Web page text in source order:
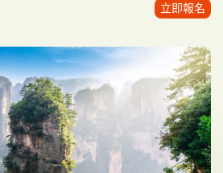
立即報名